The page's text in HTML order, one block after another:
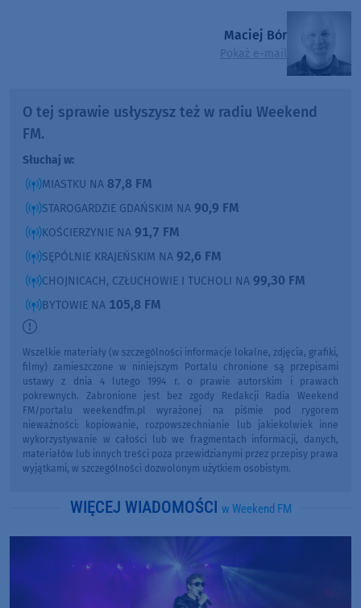
Maciej Bór
Pokaż e-mail
O tej sprawie usłyszysz też w radiu Weekend
FM.
Słuchaj w:
MIASTKU NA 87,8 FM
STAROGARDZIE GDAŃSKIM NA 90,9 FM
KOŚCIERZYNIE NA 91,7 FM
SĘPÓLNIE KRAJEŃSKIM NA 92,6 FM
CHOJNICACH, CZŁUCHOWIE I TUCHOLI NA 99,30 FM
BYTOWIE NA 105,8 FM
Wszelkie materiały (w szczególności informacje lokalne, zdjęcia, grafiki,
filmy) zamieszczone w niniejszym Portalu chronione są przepisami
ustawy z dnia 4 lutego 1994 r. o prawie autorskim i prawach
pokrewnych. Zabronione jest bez zgody Redakcji Radia Weekend
FM/portalu weekendfm.pl wyrażonej na piśmie pod rygorem
nieważności: kopiowanie, rozpowszechnianie lub jakiekolwiek inne
wykorzystywanie w całości lub we fragmentach informacji, danych,
materiałów lub innych treści poza przewidzianymi przez przepisy prawa
wyjątkami, w szczególności dozwolonym użytkiem osobistym.
WIĘCEJ WIADOMOŚCI w Weekend FM